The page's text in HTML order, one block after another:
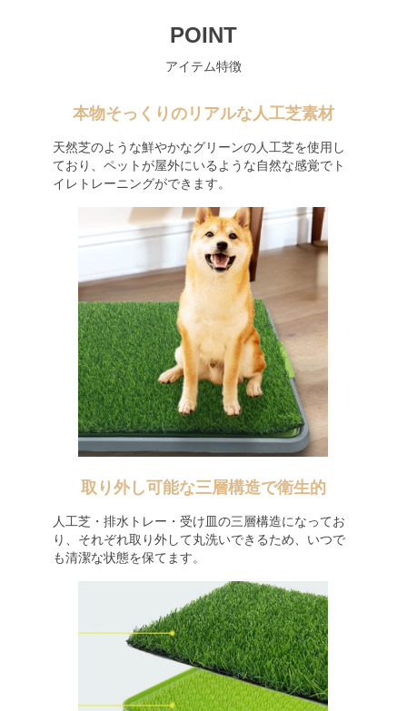
POINT
アイテム特徴
本物そっくりのリアルな人工芝素材
天然芝のような鮮やかなグリーンの人工芝を使用し
ており、ペットが屋外にいるような自然な感覚でト
イレトレーニングができます。
取り外し可能な三層構造で衛生的
人工芝・排水トレー・受け皿の三層構造になってお
り、それぞれ取り外して丸洗いできるため、いつで
も清潔な状態を保てます。